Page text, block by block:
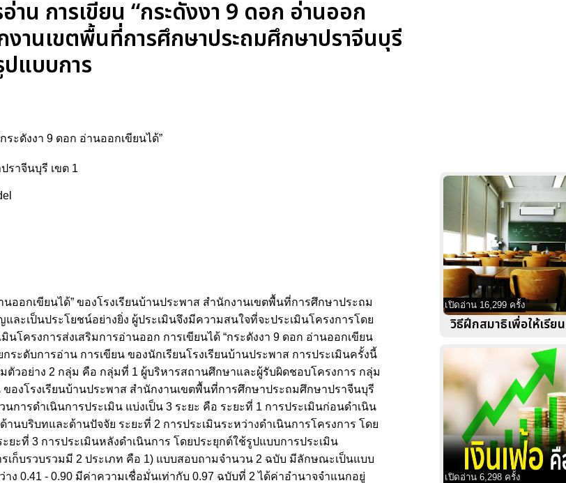
าน การเขียน “กระดังงา 9 ดอก อ่านออก
งานเขตพื้นที่การศึกษาประถมศึกษาปราจีนบุรี
ปแบบการ
ระดังงา 9 ดอก อ่านออกเขียนได้”
ราจีนบุรี เขต 1
นออกเขียนได้” ของโรงเรียนบ้านประพาส สำนักงานเขตพื้นที่การศึกษาประถม
ะเป็นประโยชน์อย่างยิ่ง ผู้ประเมินจึงมีความสนใจที่จะประเมินโครงการโดย
โครงการส่งเสริมการอ่านออก การเขียนได้ “กระดังงา 9 ดอก อ่านออกเขียน
ระดับการอ่าน การเขียน ของนักเรียนโรงเรียนบ้านประพาส การประเมินครั้งนี้
วอย่าง 2 กลุ่ม คือ กลุ่มที่ 1 ผู้บริหารสถานศึกษาและผู้รับผิดชอบโครงการ กลุ่ม
องโรงเรียนบ้านประพาส สำนักงานเขตพื้นที่การศึกษาประถมศึกษาปราจีนบุรี
นการดำเนินการประเมิน แบ่งเป็น 3 ระยะ คือ ระยะที่ 1 การประเมินก่อนดำเนิน
นบริบทและด้านปัจจัย ระยะที่ 2 การประเมินระหว่างดำเนินการโครงการ โดย
ะที่ 3 การประเมินหลังดำเนินการ โดยประยุกต์ใช้รูปแบบการประเมิน
เก็บรวบรวมมี 2 ประเภท คือ 1) แบบสอบถามจำนวน 2 ฉบับ มีลักษณะเป็นแบบ
0.41 - 0.90 มีค่าความเชื่อมั่นเท่ากับ 0.97 ฉบับที่ 2 ได้ค่าอำนาจจำแนกอยู่
เปิดอ่าน 16,299 ครั้ง
วิธีฝึกสมาธิเพื่อให้เรีย
เปิดอ่าน 6,298 ครั้ง